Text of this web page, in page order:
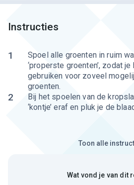
Instructies
1
Spoel alle groenten in ruim
‘properste groenten’, zodat je
gebruiken voor zoveel
groenten.
2
Bij het spoelen van de
‘kontje’ eraf en pluk je de
Toon alle
Wat vond je van dit